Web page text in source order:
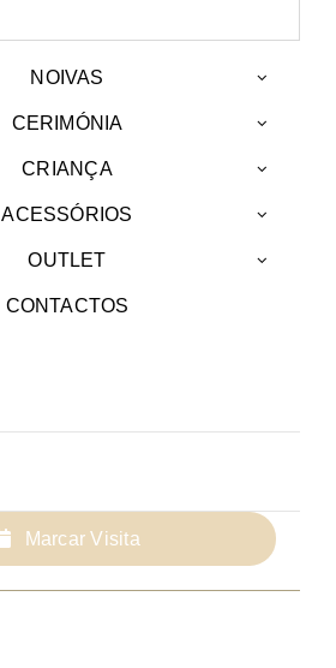
NOIVAS
CERIMÓNIA
CRIANÇA
ACESSÓRIOS
OUTLET
CONTACTOS
Marcar Visita